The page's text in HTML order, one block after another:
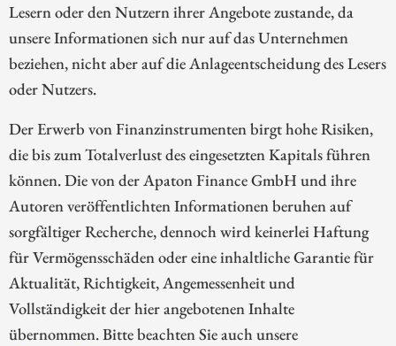
Lesern oder den Nutzern ihrer Angebote zustande, da
unsere Informationen sich nur auf das Unternehmen
beziehen, nicht aber auf die Anlageentscheidung des Lesers
oder Nutzers.
Der Erwerb von Finanzinstrumenten birgt hohe Risiken,
die bis zum Totalverlust des eingesetzten Kapitals führen
können. Die von der Apaton Finance GmbH und ihre
Autoren veröffentlichten Informationen beruhen auf
sorgfältiger Recherche, dennoch wird keinerlei Haftung
für Vermögensschäden oder eine inhaltliche Garantie für
Aktualität, Richtigkeit, Angemessenheit und
Vollständigkeit der hier angebotenen Inhalte
übernommen. Bitte beachten Sie auch unsere